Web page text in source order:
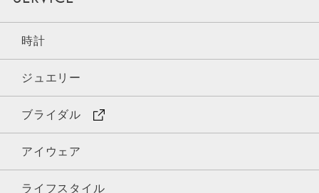
時計
ジュエリー
ブライダル
アイウェア
ライフスタイル